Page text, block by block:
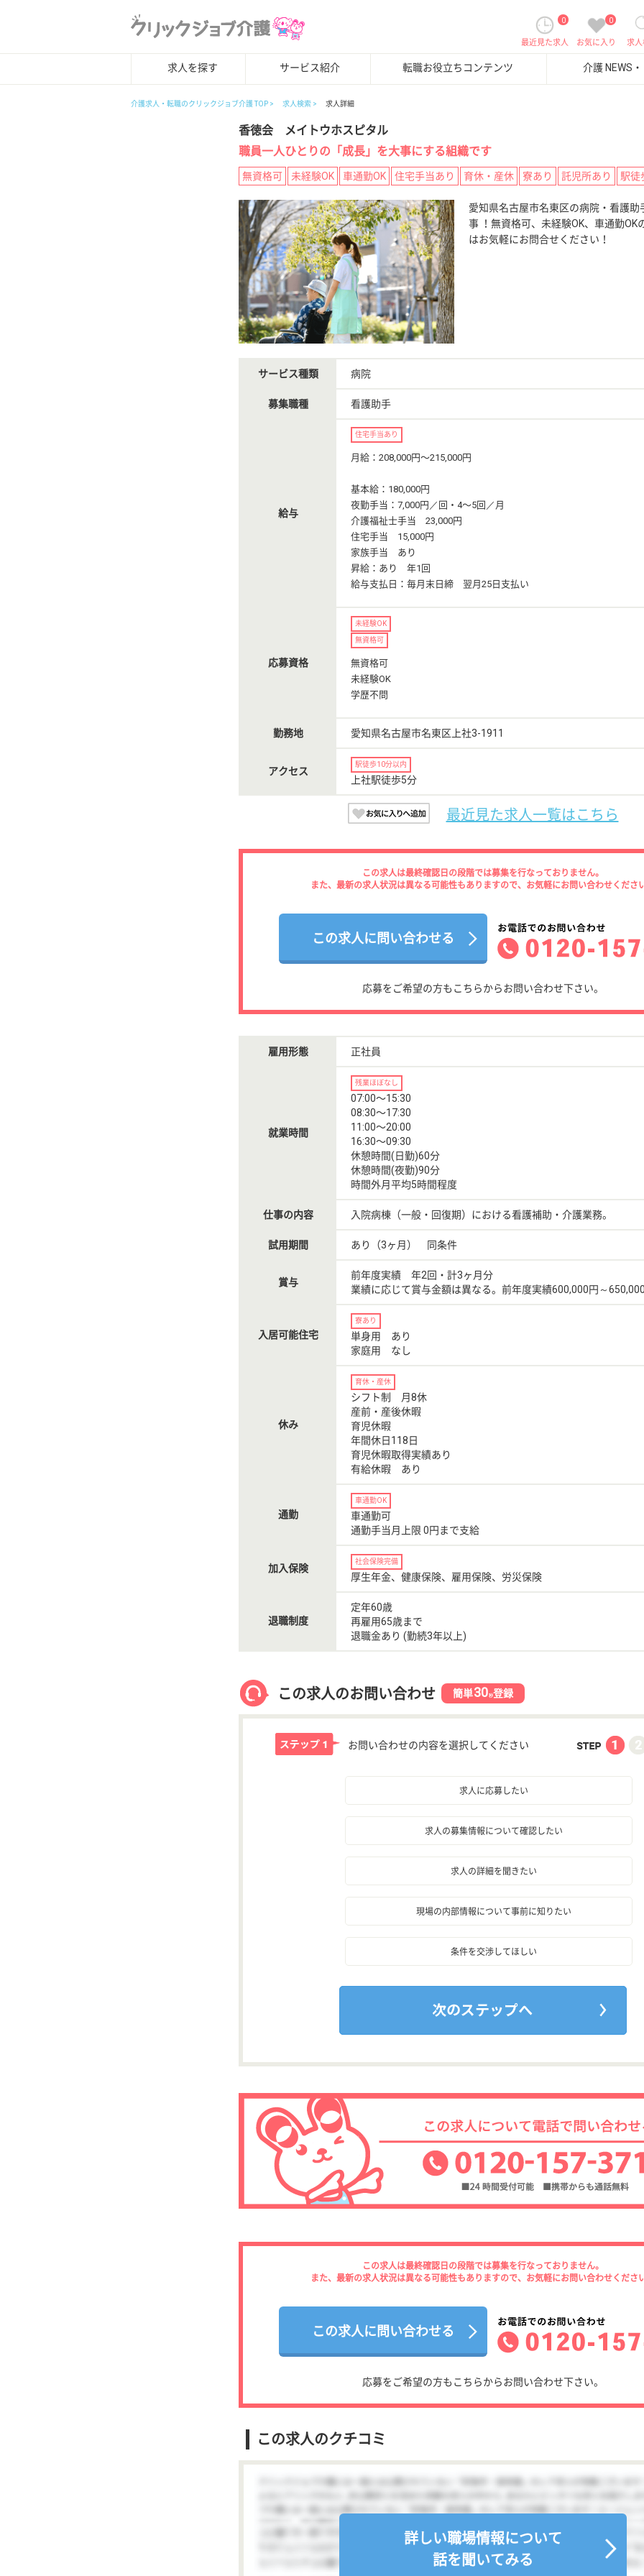
求
0
お気に入り
0
最近見た求人
求人を探す サービス紹介 転職お役立ちコンテンツ 介護 NEWS
介護求人・転職のクリックジョブ介護 TOP 求人検索 求人詳細
香徳会 メイトウホスピタル
職員一人ひとりの「成長」を大事にする組織です
無資格可 未経験OK 車通勤OK 住宅手当あり 育休・産休 寮あり 託児所あり 駅徒
愛知県名古屋市名東区の病院・看護助
事 ！無資格可、未経験OK、車通勤OK
はお気軽にお問合せください！
サービス種類 病院
募集職種 看護助手
給与
住宅手当あり
月給：208,000円〜215,000円
基本給：180,000円
夜勤手当：7,000円／回・4〜5回／月
介護福祉士手当 23,000円
住宅手当 15,000円
家族手当 あり
昇給：あり 年1回
給与支払日：毎月末日締 翌月25日支払い
応募資格
未経験OK
無資格可
無資格可
未経験OK
学歴不問
勤務地 愛知県名古屋市名東区上社3-1911
アクセス
駅徒歩10分以内
上社駅徒歩5分
最近見た求人一覧はこちら
この求人は最終確認日の段階では募集を行なっておりません。
また、最新の求人状況は異なる可能性もありますので、お気軽にお問い合わせくださ
この求人に問い合わせる
応募をご希望の方もこちらからお問い合わせ下さい。
雇用形態 正社員
就業時間
残業ほぼなし
07:00〜15:30
08:30〜17:30
11:00〜20:00
16:30〜09:30
休憩時間(日勤)60分
休憩時間(夜勤)90分
時間外月平均5時間程度
仕事の内容 入院病棟（一般・回復期）における看護補助・介護業務。
試用期間 あり（3ヶ月） 同条件
賞与
前年度実績 年2回・計3ヶ月分
業績に応じて賞与金額は異なる。前年度実績600,000円～
入居可能住宅
寮あり
単身用 あり
家庭用 なし
休み
育休・産休
シフト制 月8休
産前・産後休暇
育児休暇
年間休日118日
育児休暇取得実績あり
有給休暇 あり
通勤
車通勤OK
車通勤可
通勤手当月上限 0円まで支給
加入保険
社会保険完備
厚生年金、健康保険、雇用保険、労災保険
退職制度
定年60歳
再雇用65歳まで
退職金あり (勤続3年以上)
この求人のお問い合わせ 簡単30秒登録
お問い合わせの内容を選択してください
求人に応募したい
求人の募集情報について確認したい
求人の詳細を聞きたい
現場の内部情報について事前に知りたい
条件を交渉してほしい
この求人は最終確認日の段階では募集を行なっておりません。
また、最新の求人状況は異なる可能性もありますので、お気軽にお問い合わせくださ
この求人に問い合わせる
応募をご希望の方もこちらからお問い合わせ下さい。
この求人のクチコミ
詳しい職場情報について
話を聞いてみる